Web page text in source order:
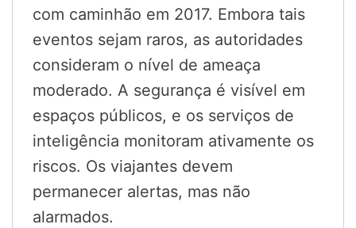
com caminhão em 2017. Embora tais
eventos sejam raros, as autoridades
consideram o nível de ameaça
moderado. A segurança é visível em
espaços públicos, e os serviços de
inteligência monitoram ativamente os
riscos. Os viajantes devem
permanecer alertas, mas não
alarmados.